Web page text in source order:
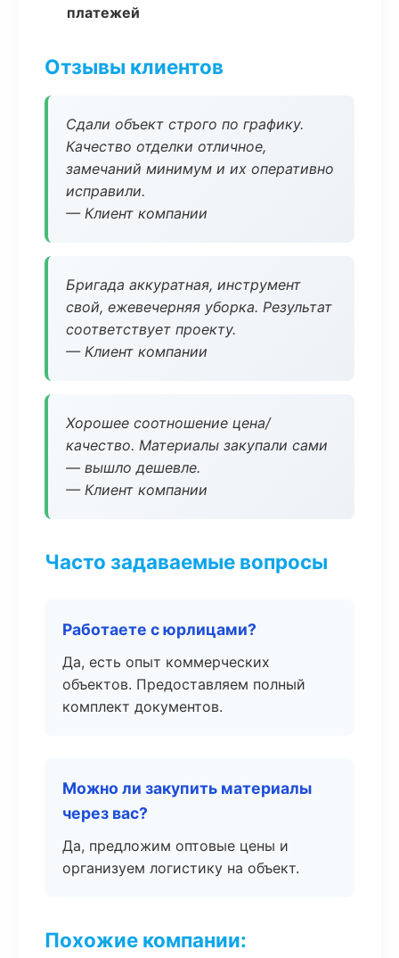
платежей
Отзывы клиентов
Сдали объект строго по графику.
Качество отделки отличное,
замечаний минимум и их оперативно
исправили.
— Клиент компании
Бригада аккуратная, инструмент
свой, ежевечерняя уборка. Результат
соответствует проекту.
— Клиент компании
Хорошее соотношение цена/
качество. Материалы закупали сами
— вышло дешевле.
— Клиент компании
Часто задаваемые вопросы
Работаете с юрлицами?
Да, есть опыт коммерческих
объектов. Предоставляем полный
комплект документов.
Можно ли закупить материалы
через вас?
Да, предложим оптовые цены и
организуем логистику на объект.
Похожие компании: